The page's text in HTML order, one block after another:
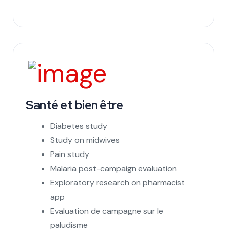
Santé et bien être
Diabetes study
Study on midwives
Pain study
Malaria post-campaign evaluation
Exploratory research on pharmacist
app
Evaluation de campagne sur le
paludisme